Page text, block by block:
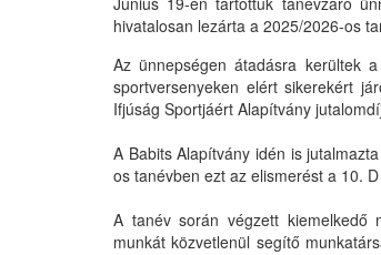
hivatalosan lezárta a 2025/2026-os
Az ünnepségen átadásra kerültek
sportversenyeken elért sikerekért
Ifjúság Sportjáért Alapítvány
A Babits Alapítvány idén is
os tanévben ezt az elismerést a 10.
A tanév során végzett kiemelkedő
munkát közvetlenül segítő